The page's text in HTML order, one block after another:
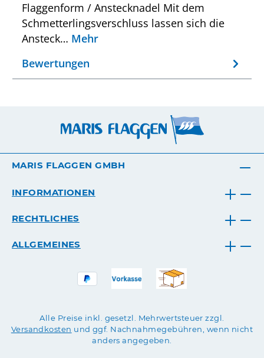
Flaggenform / Anstecknadel Mit dem
Schmetterlingsverschluss lassen sich die
Ansteck… Mehr
Bewertungen
MARIS FLAGGEN GMBH
INFORMATIONEN
RECHTLICHES
ALLGEMEINES
Alle Preise inkl. gesetzl. Mehrwertsteuer zzgl.
Versandkosten und ggf. Nachnahmegebühren, wenn nicht
anders angegeben.